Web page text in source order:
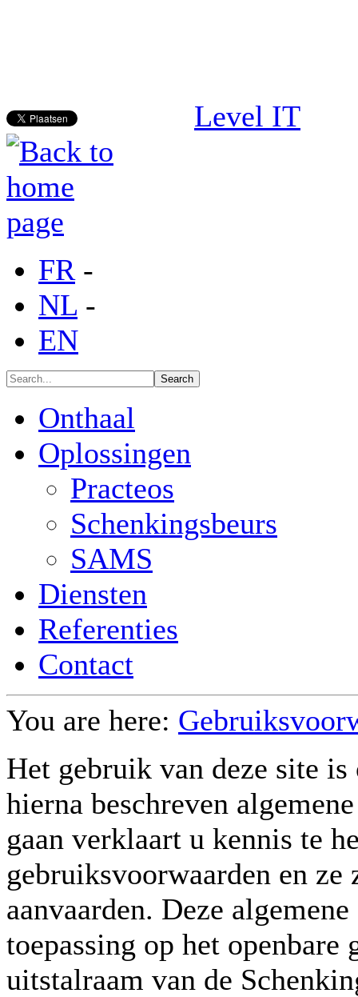
Level IT
FR -
NL -
EN
Onthaal
Oplossingen
Practeos
Schenkingsbeurs
SAMS
Diensten
Referenties
Contact
You are here:
Het gebruik van deze site
hierna beschreven
gaan verklaart u kennis te
gebruiksvoorwaarden en
aanvaarden. Deze
toepassing op het
uitstalraam van de